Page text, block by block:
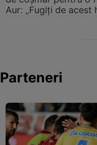
Aur: „Fugiți de acest
Parteneri